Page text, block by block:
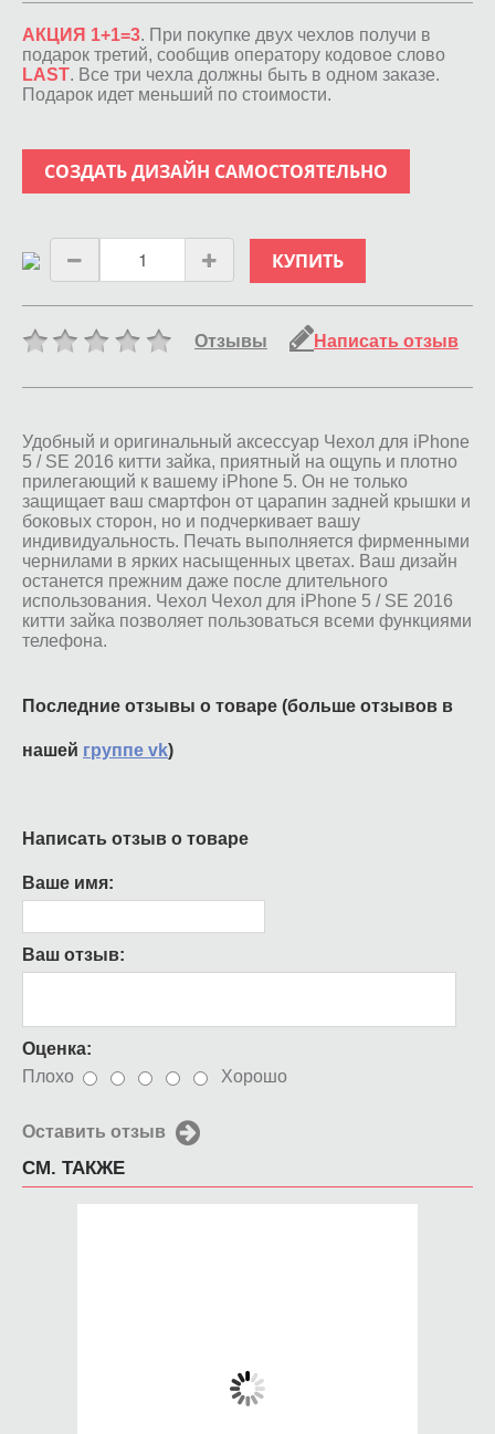
АКЦИЯ 1+1=3. При покупке двух чехлов получи в
подарок третий, сообщив оператору кодовое слово
LAST. Все три чехла должны быть в одном заказе.
Подарок идет меньший по стоимости.
СОЗДАТЬ ДИЗАЙН САМОСТОЯТЕЛЬНО
КУПИТЬ
Отзывы Написать отзыв
Удобный и оригинальный аксессуар Чехол для iPhone
5 / SE 2016 китти зайка, приятный на ощупь и плотно
прилегающий к вашему iPhone 5. Он не только
защищает ваш смартфон от царапин задней крышки и
боковых сторон, но и подчеркивает вашу
индивидуальность. Печать выполняется фирменными
чернилами в ярких насыщенных цветах. Ваш дизайн
останется прежним даже после длительного
использования. Чехол Чехол для iPhone 5 / SE 2016
китти зайка позволяет пользоваться всеми функциями
телефона.
Последние отзывы о товаре (больше отзывов в
нашей группе vk)
Написать отзыв о товаре
Ваше имя:
Ваш отзыв:
Оценка:
Плохо
Хорошо
Оставить отзыв
СМ. ТАКЖЕ